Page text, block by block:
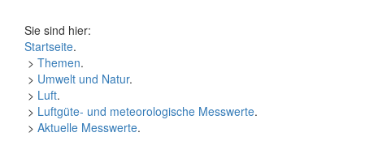
Sie sind hier:
Startseite.
> Themen.
> Umwelt und Natur.
> Luft.
> Luftgüte- und meteorologische Messwerte.
> Aktuelle Messwerte.